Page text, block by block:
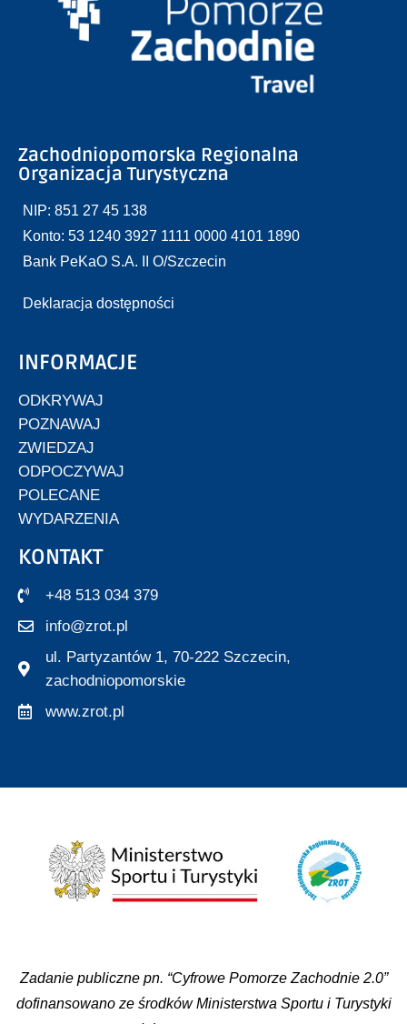
Zachodniopomorska Regionalna
Organizacja Turystyczna
NIP: 851 27 45 138
Konto: 53 1240 3927 1111 0000 4101 1890
Bank PeKaO S.A. II O/Szczecin
Deklaracja dostępności
INFORMACJE
ODKRYWAJ
POZNAWAJ
ZWIEDZAJ
ODPOCZYWAJ
POLECANE
WYDARZENIA
KONTAKT
+48 513 034 379
info@zrot.pl
ul. Partyzantów 1, 70-222 Szczecin,
zachodniopomorskie
www.zrot.pl
Zadanie publiczne pn. “Cyfrowe Pomorze Zachodnie 2.0”
dofinansowano ze środków Ministerstwa Sportu i Turystyki